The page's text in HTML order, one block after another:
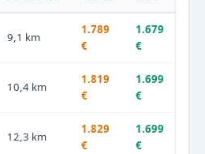
9,1 km
1.789
€
1.679
€
10,4 km
1.819
€
1.699
€
12,3 km
1.829
€
1.699
€